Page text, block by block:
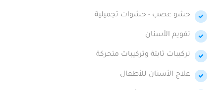
حشو عصب - حشوات تجميلية
تقويم الأسنان
تركيبات ثابتة وتركيبات متحركة
علاج الأسنان للأطفال